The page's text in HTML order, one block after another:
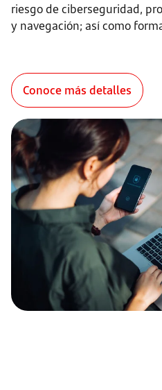
riesgo de ciberseguridad,
y navegación; así como
Conoce más detalles